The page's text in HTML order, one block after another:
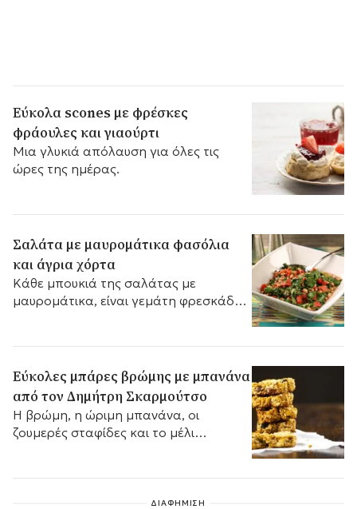
Εύκολα scones με φρέσκες
φράουλες και γιαούρτι
Μια γλυκιά απόλαυση για όλες τις
ώρες της ημέρας.
Σαλάτα με μαυρομάτικα φασόλια
και άγρια χόρτα
Κάθε μπουκιά της σαλάτας με
μαυρομάτικα, είναι γεμάτη φρεσκάδα
Εύκολες μπάρες βρώμης με μπανάνα
από τον Δημήτρη Σκαρμούτσο
Η βρώμη, η ώριμη μπανάνα, οι
ζουμερές σταφίδες και το μέλι
ΔΙΑΦΗΜΙΣΗ